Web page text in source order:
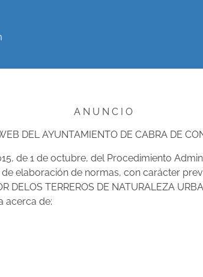
A N U N C I O
DEL AYUNTAMIENTO DE CABRA DE
de 1 de octubre, del Procedimiento
elaboración de normas, con carácter
DELOS TERREROS DE NATURALEZA
acerca de: